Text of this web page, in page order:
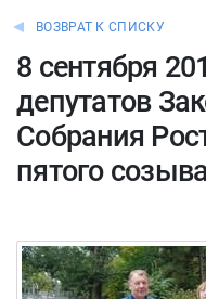
ВОЗВРАТ К СПИСКУ
8 сентября
депутатов
Собрания
пятого